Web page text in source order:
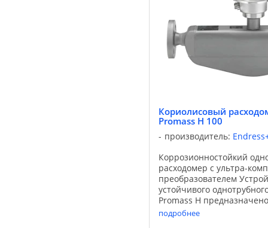
Кориолисовый
Promass H 100
производитель:
Коррозионностойкий
расходомер с ультра-
преобразователем
устойчивого
Promass H
в условиях, требующих
коррозионной
подробнее